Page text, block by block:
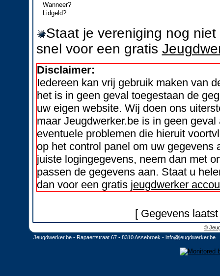
Wanneer?
Lidgeld?
Staat je vereniging nog
snel voor een gratis
Disclaimer:
Iedereen kan vrij gebruik maken van
het is in geen geval toegestaan de
uw eigen website. Wij doen ons
maar Jeugdwerker.be is in geen
eventuele problemen die hieruit
op het control panel om uw
juiste logingegevens, neem dan met
passen de gegevens aan. Staat u
dan voor een gratis jeugdwerker
[ Gegevens
©
Jeugdwerker.be - Rapaertstraat 67 - 8310 Assebroek - info@jeugdwerker.be